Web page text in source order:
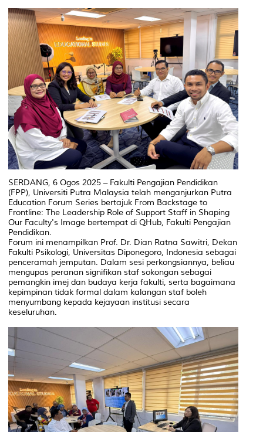
SERDANG, 6 Ogos 2025 – Fakulti Pengajian Pendidikan
(FPP), Universiti Putra Malaysia telah menganjurkan Putra
Education Forum Series bertajuk From Backstage to
Frontline: The Leadership Role of Support Staff in Shaping
Our Faculty's Image bertempat di QHub, Fakulti Pengajian
Pendidikan.
Forum ini menampilkan Prof. Dr. Dian Ratna Sawitri, Dekan
Fakulti Psikologi, Universitas Diponegoro, Indonesia sebagai
penceramah jemputan. Dalam sesi perkongsiannya, beliau
mengupas peranan signifikan staf sokongan sebagai
pemangkin imej dan budaya kerja fakulti, serta bagaimana
kepimpinan tidak formal dalam kalangan staf boleh
menyumbang kepada kejayaan institusi secara
keseluruhan.